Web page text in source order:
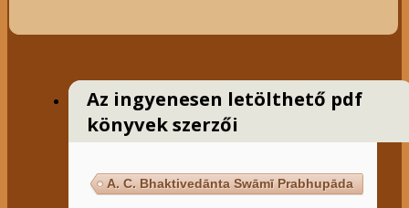
Az ingyenesen letölthető pdf
könyvek szerzői
A. C. Bhaktivedānta Swāmī Prabhupāda